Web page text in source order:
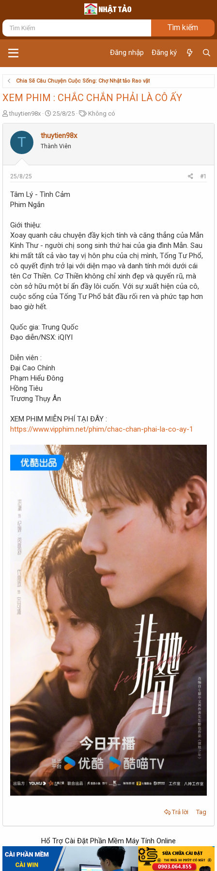
Đăng nhập Đăng ký
Chia Sẽ Câu Chuyện Cuộc Sống: Chợ Nhật tảo Rao vặt
XEM PHIM : CHẮC CHẮN PHẢI LÀ CÔ ẤY
T
h
e
a
s
r
t
e
thuytien98x
N
g
y
g
i
25/8/25
T
ừ
Không có
T thuytien98x
Thành Viên
25/8/25 #1
Tâm Lý - Tình Cảm
Phim Ngắn
Giới thiệu:
Xoay quanh câu chuyện đầy kịch tính và căng thẳng của Mẫn
Kính Thư - người chị song sinh thứ hai của gia đình Mẫn. Sau
khi mất tất cả vào tay vị hôn phu của chị mình, Tống Tư Phổ,
cô quyết định trở lại với diện mạo và danh tính mới dưới cái
tên Cơ Thiền. Cơ Thiền không chỉ xinh đẹp và quyến rũ, mà
còn sở hữu một bí ẩn đầy lôi cuốn. Với sự xuất hiện của cô,
cuộc sống của Tống Tư Phổ bắt đầu rối ren và phức tạp hơn
bao giờ hết.
Quốc gia: Trung Quốc
Đạo diễn/NSX: iQIYI
Diễn viên :
Đại Cao Chính
Phạm Hiểu Đông
Hồng Tiêu
Trương Thụy Ân
XEM PHIM MIỄN PHÍ TẠI ĐÂY :
https://www.vipphim.net/phim/chac-chan-phai-la-co-ay-1
Trả lời Tag
Hổ Trợ Cài Đặt Phần Mềm Máy Tính Online